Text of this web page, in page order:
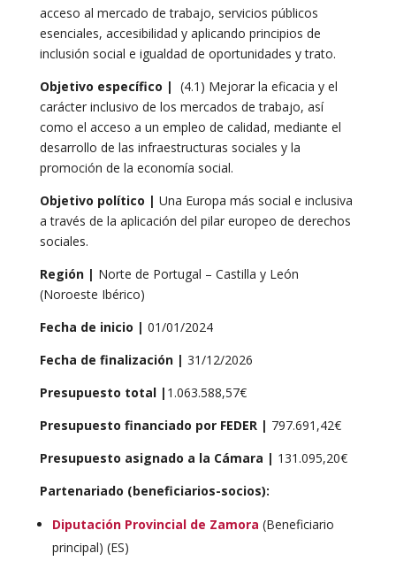
acceso al mercado de trabajo, servicios públicos
esenciales, accesibilidad y aplicando principios de
inclusión social e igualdad de oportunidades y trato.
Objetivo específico | (4.1) Mejorar la eficacia y el
carácter inclusivo de los mercados de trabajo, así
como el acceso a un empleo de calidad, mediante el
desarrollo de las infraestructuras sociales y la
promoción de la economía social.
Objetivo político | Una Europa más social e inclusiva
a través de la aplicación del pilar europeo de derechos
sociales.
Región | Norte de Portugal – Castilla y León
(Noroeste Ibérico)
Fecha de inicio | 01/01/2024
Fecha de finalización | 31/12/2026
Presupuesto total | 1.063.588,57€
Presupuesto financiado por FEDER | 797.691,42€
Presupuesto asignado a la Cámara | 131.095,20€
Partenariado (beneficiarios-socios):
Diputación Provincial de Zamora (Beneficiario
principal) (ES)